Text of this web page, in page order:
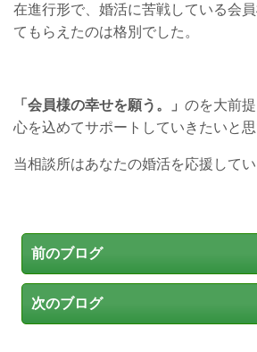
在進行形で、婚活に苦戦している会
てもらえたのは格別でした。
「会員様の幸せを願う。」 のを大前
心を込めてサポートしていきたいと思
当相談所はあなたの婚活を応援して
前のブログ
次のブログ